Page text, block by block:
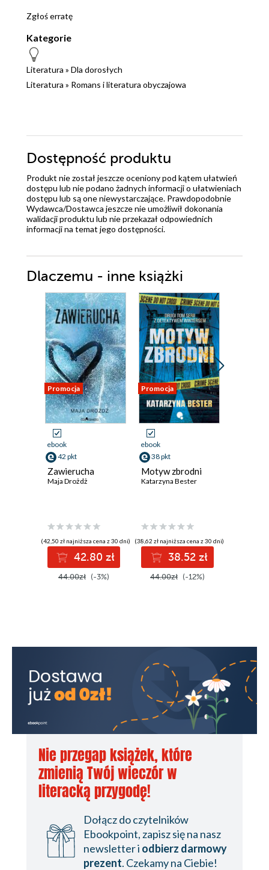
Zgłoś erratę
Kategorie
Literatura » Dla dorosłych
Literatura » Romans i literatura obyczajowa
Dostępność produktu
Produkt nie został jeszcze oceniony pod kątem ułatwień
dostępu lub nie podano żadnych informacji o ułatwieniach
dostępu lub są one niewystarczające. Prawdopodobnie
Wydawca/Dostawca jeszcze nie umożliwił dokonania
walidacji produktu lub nie przekazał odpowiednich
informacji na temat jego dostępności.
Dlaczemu - inne książki
Promocja
ebook
42 pkt
Zawierucha
Maja Drożdż
(42,50 zł najniższa cena z 30 dni)
42.80 zł
44.00zł (-3%)
Promocja
ebook
38 pkt
Motyw zbrodni
Katarzyna Bester
(38,62 zł najniższa cena z 30 dni)
38.52 zł
44.00zł (-12%)
Nie przegap książek, które
zmienią Twój wieczór w
literacką przygodę!
Dołącz do czytelników
Ebookpoint, zapisz się na nasz
newsletter i odbierz darmowy
prezent. Czekamy na Ciebie!